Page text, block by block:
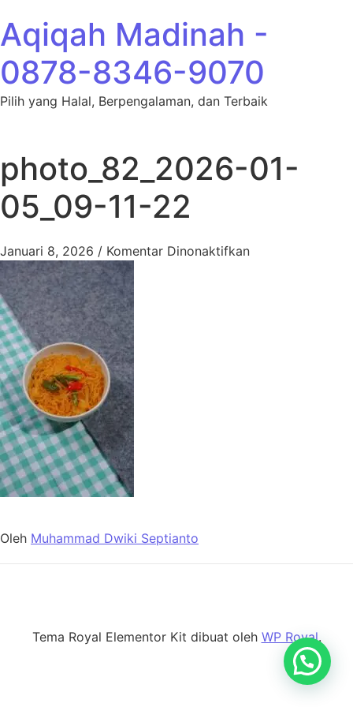
Aqiqah Madinah -
0878-8346-9070
Pilih yang Halal, Berpengalaman, dan Terbaik
photo_82_2026-01-
05_09-11-22
Januari 8, 2026 / Komentar Dinonaktifkanpada
Oleh Muhammad Dwiki Septianto
Tema Royal Elementor Kit dibuat oleh WP Royal.